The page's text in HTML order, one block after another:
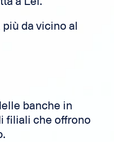
da vicino al
banche in
filiali che offrono